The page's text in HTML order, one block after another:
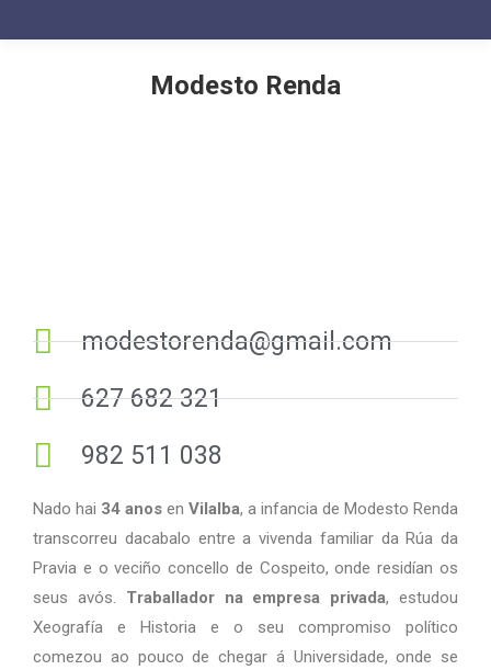
Modesto Renda
modestorenda@gmail.com
627 682 321
982 511 038
Nado hai 34 anos en Vilalba, a infancia de Modesto Renda
transcorreu dacabalo entre a vivenda familiar da Rúa da
Pravia e o veciño concello de Cospeito, onde residían os
seus avós. Traballador na empresa privada, estudou
Xeografía e Historia e o seu compromiso político
comezou ao pouco de chegar á Universidade, onde se